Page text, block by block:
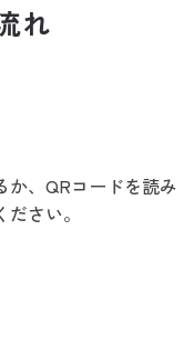
れ
か、QRコードを読み
さい。